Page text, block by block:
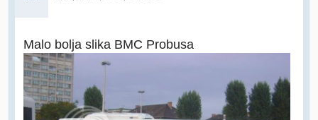
Malo bolja slika BMC Probusa